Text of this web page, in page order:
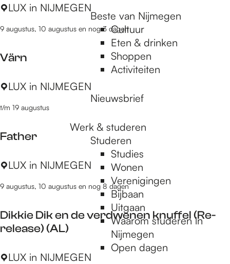
Beste van Nijmegen
Cultuur
Eten & drinken
Shoppen
Activiteiten
Nieuwsbrief
Werk & studeren
Studeren
Studies
Wonen
Verenigingen
Bijbaan
Uitgaan
Waarom studeren in
Nijmegen
Open dagen
i
s
i
s
a
n
e
c
,
a
e
F
n
,
o
n
t
D
i
L
t
l
T
o
b
e
G
r
l
s
LUX in NIJMEGEN
Värn
V
r
9 augustus, 10 augustus en nog 3 dagen
LUX in NIJMEGEN
Father
F
t
e
r
t/m 19 augustus
LUX in NIJMEGEN
Dikkie Dik en de verdwenen knuffel (Re-
release) (AL)
D
9 augustus, 10 augustus en nog 8 dagen
LUX in NIJMEGEN